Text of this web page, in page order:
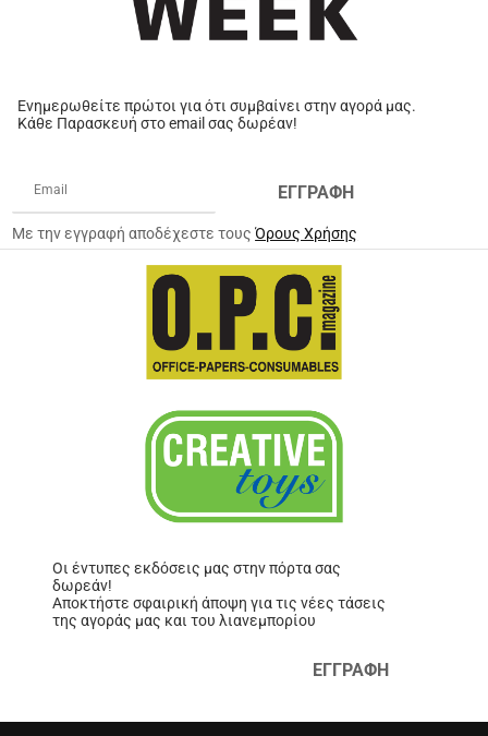
Ενημερωθείτε πρώτοι για ότι συμβαίνει στην αγορά μας.
Κάθε Παρασκευή στο email σας δωρέαν!
ΕΓΓΡΑΦΗ
Με την εγγραφή αποδέχεστε τουςΌρους Χρήσης
Οι έντυπες εκδόσεις μας στην πόρτα σας
δωρεάν!
Αποκτήστε σφαιρική άποψη για τις νέες τάσεις
της αγοράς μας και του λιανεμπορίου
ΕΓΓΡΑΦΗ